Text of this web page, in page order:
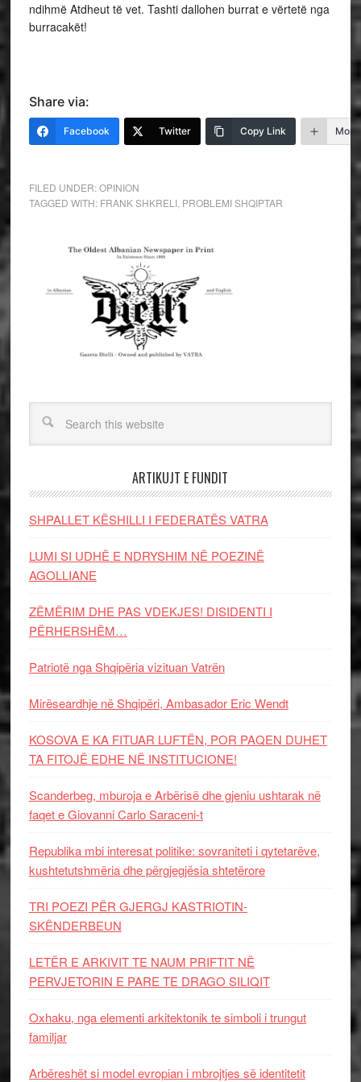
ndihmë Atdheut të vet. Tashti dallohen burrat e vërtetë nga
burracakët!
Share via:
Facebook Twitter Copy Link More
FILED UNDER:OPINION
TAGGED WITH: FRANK SHKRELI, PROBLEMI SHQIPTAR
ARTIKUJT E FUNDIT
SHPALLET KËSHILLI I FEDERATËS VATRA
LUMI SI UDHË E NDRYSHIM NË POEZINË
AGOLLIANE
ZËMËRIM DHE PAS VDEKJES! DISIDENTI I
PËRHERSHËM…
Patriotë nga Shqipëria vizituan Vatrën
Mirëseardhje në Shqipëri, Ambasador Eric Wendt
KOSOVA E KA FITUAR LUFTËN, POR PAQEN DUHET
TA FITOJË EDHE NË INSTITUCIONE!
Scanderbeg, mburoja e Arbërisë dhe gjeniu ushtarak në
faqet e Giovanni Carlo Saraceni-t
Republika mbi interesat politike: sovraniteti i qytetarëve,
kushtetutshmëria dhe përgjegjësia shtetërore
TRI POEZI PËR GJERGJ KASTRIOTIN-
SKËNDERBEUN
LETËR E ARKIVIT TE NAUM PRIFTIT NË
PERVJETORIN E PARE TE DRAGO SILIQIT
Oxhaku, nga elementi arkitektonik te simboli i trungut
familjar
Arbëreshët si model evropian i mbrojtjes së identitetit